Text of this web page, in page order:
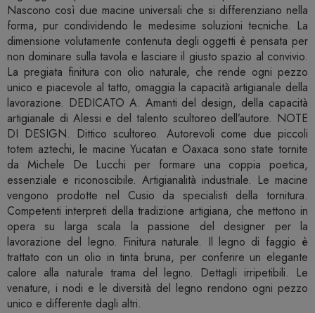
Nascono così due macine universali che si differenziano nella
forma, pur condividendo le medesime soluzioni tecniche. La
dimensione volutamente contenuta degli oggetti è pensata per
non dominare sulla tavola e lasciare il giusto spazio al convivio.
La pregiata finitura con olio naturale, che rende ogni pezzo
unico e piacevole al tatto, omaggia la capacità artigianale della
lavorazione. DEDICATO A. Amanti del design, della capacità
artigianale di Alessi e del talento scultoreo dell’autore. NOTE
DI DESIGN. Dittico scultoreo. Autorevoli come due piccoli
totem aztechi, le macine Yucatan e Oaxaca sono state tornite
da Michele De Lucchi per formare una coppia poetica,
essenziale e riconoscibile. Artigianalità industriale. Le macine
vengono prodotte nel Cusio da specialisti della tornitura.
Competenti interpreti della tradizione artigiana, che mettono in
opera su larga scala la passione del designer per la
lavorazione del legno. Finitura naturale. Il legno di faggio è
trattato con un olio in tinta bruna, per conferire un elegante
calore alla naturale trama del legno. Dettagli irripetibili. Le
venature, i nodi e le diversità del legno rendono ogni pezzo
unico e differente dagli altri.